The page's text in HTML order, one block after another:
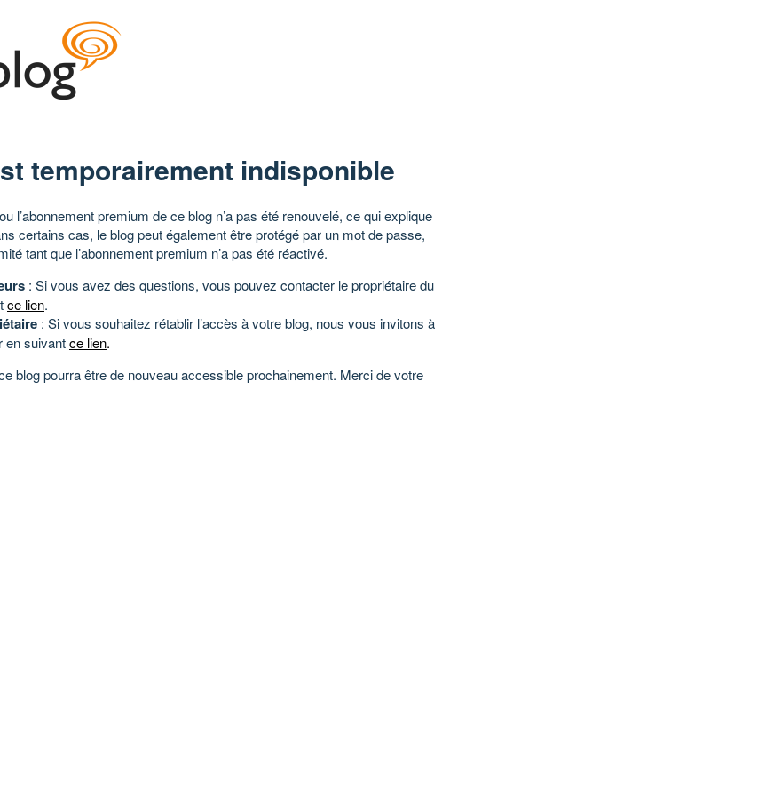
temporairement indisponible
l’abonnement premium de ce blog n’a pas été renouvelé, ce qui explique
certains cas, le blog peut également être protégé par un mot de passe,
tant que l’abonnement premium n’a pas été réactivé.
: Si vous avez des questions, vous pouvez contacter le propriétaire du
ce lien.
: Si vous souhaitez rétablir l’accès à votre blog, nous vous invitons à
en suivantce lien.
blog pourra être de nouveau accessible prochainement. Merci de votre